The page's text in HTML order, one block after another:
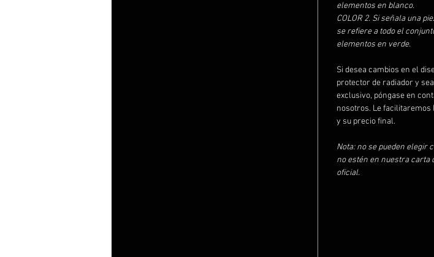
elementos en blanco.
COLOR 2. Si señala una
se refiere a todo el
elementos en verde.
Si desea cambios en el
protector de radiador y
exclusivo, póngase en
nosotros. Le facilitaremos
y su precio final.
Nota: no se pueden elegir
no estén en nuestra carta
oficial.